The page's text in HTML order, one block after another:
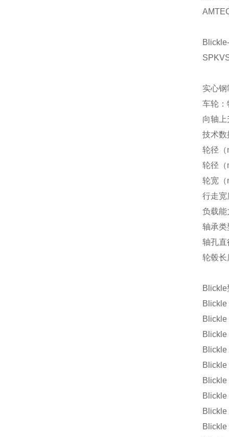
实心
车轮：
向轴上
技术数
轮径（
轮径（
轮宽（
行走宽
负载能
轴承类
轴孔直
轮毂长
Blickle